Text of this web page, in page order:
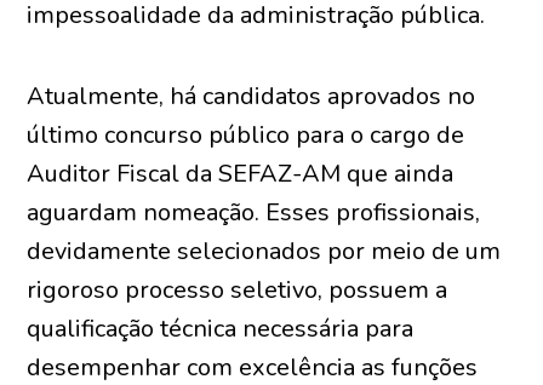
impessoalidade da administração pública.
Atualmente, há candidatos aprovados no
último concurso público para o cargo de
Auditor Fiscal da SEFAZ-AM que ainda
aguardam nomeação. Esses profissionais,
devidamente selecionados por meio de um
rigoroso processo seletivo, possuem a
qualificação técnica necessária para
desempenhar com excelência as funções